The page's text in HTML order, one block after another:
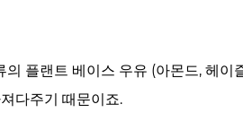
플랜트 베이스 우유 (아몬드, 헤이
다주기 때문이죠.